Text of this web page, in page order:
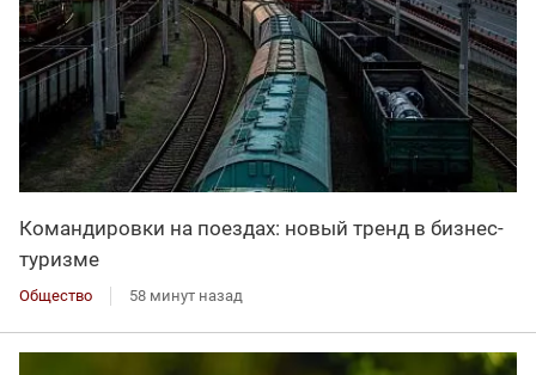
Командировки на поездах: новый тренд в бизнес-
туризме
Общество 58 минут назад